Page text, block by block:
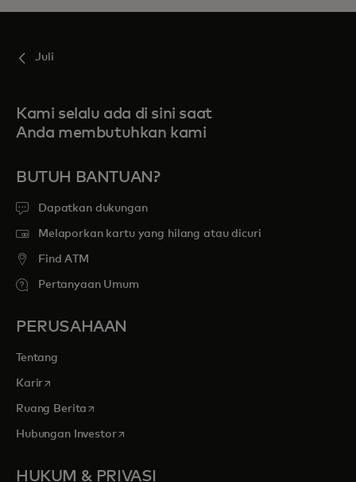
Juli
Kami selalu ada di sini saat
Anda membutuhkan kami
BUTUH BANTUAN?
Dapatkan dukungan
Melaporkan kartu yang hilang atau dicuri
Find ATM
Pertanyaan Umum
PERUSAHAAN
Tentang
Kariropens in a new tab
Ruang Berita opens in a new tab
Hubungan Investoropens in a new tab
HUKUM & PRIVASI